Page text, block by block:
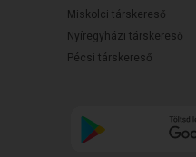
Miskolci társkereső
Nyíregyházi társkereső
Pécsi társkereső